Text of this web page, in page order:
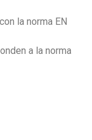
la norma EN
a la norma